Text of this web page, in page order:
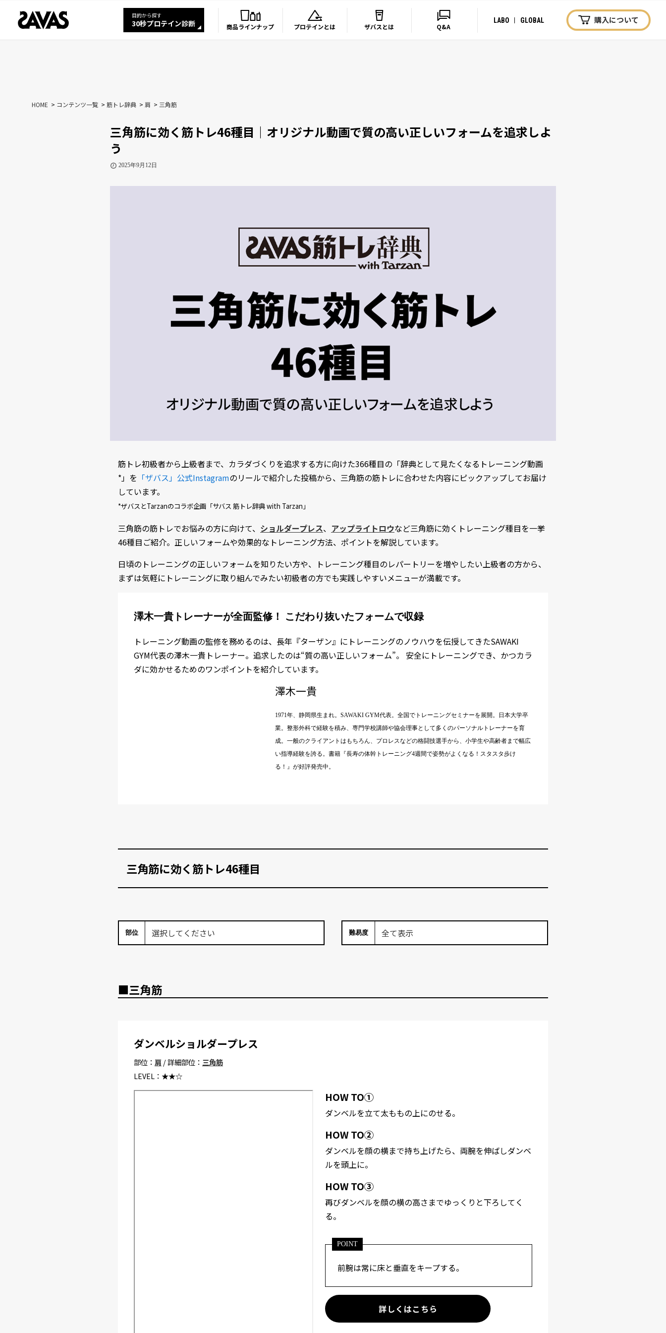
目的から探す
30秒プロテイン診断 商品ラインナップ プロテインとは ザバスとは Q&A
購入について
LABO GLOBAL
HOME コンテンツ一覧 筋トレ辞典 肩 三角筋
三角筋に効く筋トレ46種目｜オリジナル動画で質の高い正しいフォームを追求しよ
う
2025年9月12日
筋トレ初級者から上級者まで、カラダづくりを追求する方に向けた366種目の「辞典として見たくなるトレーニング動画
*」を 「ザバス」公式Instagramのリールで紹介した投稿から、三角筋の筋トレに合わせた内容にピックアップしてお届け
しています。
*ザバスとTarzanのコラボ企画「サバス 筋トレ辞典 with Tarzan」
三角筋の筋トレでお悩みの方に向けて、 ショルダープレス、 アップライトロウなど三角筋に効くトレーニング種目を一挙
46種目ご紹介。正しいフォームや効果的なトレーニング方法、ポイントを解説しています。
日頃のトレーニングの正しいフォームを知りたい方や、トレーニング種目のレパートリーを増やしたい上級者の方から、
まずは気軽にトレーニングに取り組んでみたい初級者の方でも実践しやすいメニューが満載です。
澤木一貴トレーナーが全面監修！ こだわり抜いたフォームで収録
トレーニング動画の監修を務めるのは、長年『ターザン』にトレーニングのノウハウを伝授してきたSAWAKI
GYM代表の澤木一貴トレーナー。追求したのは“質の高い正しいフォーム”。 安全にトレーニングでき、かつカラ
ダに効かせるためのワンポイントを紹介しています。
澤木一貴
1971年、静岡県生まれ。SAWAKI GYM代表。全国でトレーニングセミナーを展開。日本大学卒
業。整形外科で経験を積み、専門学校講師や協会理事として多くのパーソナルトレーナーを育
成。一般のクライアントはもちろん、プロレスなどの格闘技選手から、小学生や高齢者まで幅広
い指導経験を誇る。書籍『長寿の体幹トレーニング4週間で姿勢がよくなる！スタスタ歩け
る！』が好評発売中。
三角筋に効く筋トレ46種目
部位 難易度
■三角筋
ダンベルショルダープレス
部位： 肩/ 詳細部位： 三角筋
LEVEL： ★★☆
HOW TO①
ダンベルを立て太ももの上にのせる。
HOW TO②
ダンベルを顔の横まで持ち上げたら、両腕を伸ばしダンベ
ルを頭上に。
HOW TO③
再びダンベルを顔の横の高さまでゆっくりと下ろしてく
る。
POINT
前腕は常に床と垂直をキープする。
詳しくはこちら